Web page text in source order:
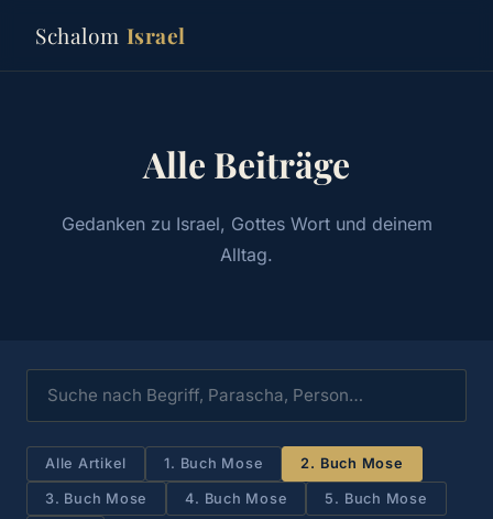
Schalom Israel
Alle Beiträge
Gedanken zu Israel, Gottes Wort und deinem
Alltag.
Alle Artikel 1. Buch Mose 2. Buch Mose
3. Buch Mose 4. Buch Mose 5. Buch Mose